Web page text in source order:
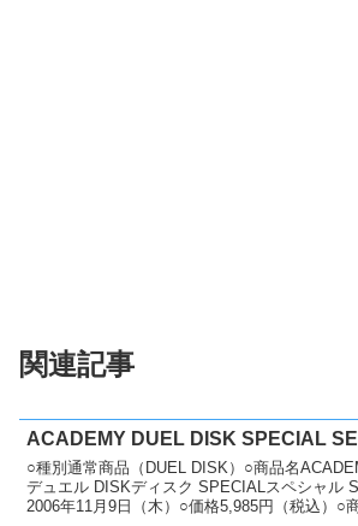
関連記事
ACADEMY DUEL DISK SPECIAL
○種別通常商品（DUEL DISK）○商品名
デュエル DISKディスク SPECIALスペシャル
2006年11月9日（木）○価格5,985円（税込）○